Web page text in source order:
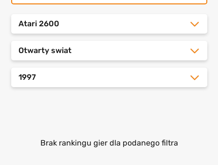
Atari 2600
Otwarty swiat
1997
Brak rankingu gier dla podanego filtra